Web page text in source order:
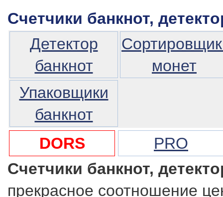
Счетчики банкнот,
Детектор
банкнот
монет
Упаковщики
банкнот
DORS
PRO
Счетчики банкнот,
прекрасное соотношение